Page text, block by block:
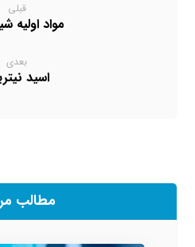
قبلی
مواد اولیه
بعدی
اسید
مطالب